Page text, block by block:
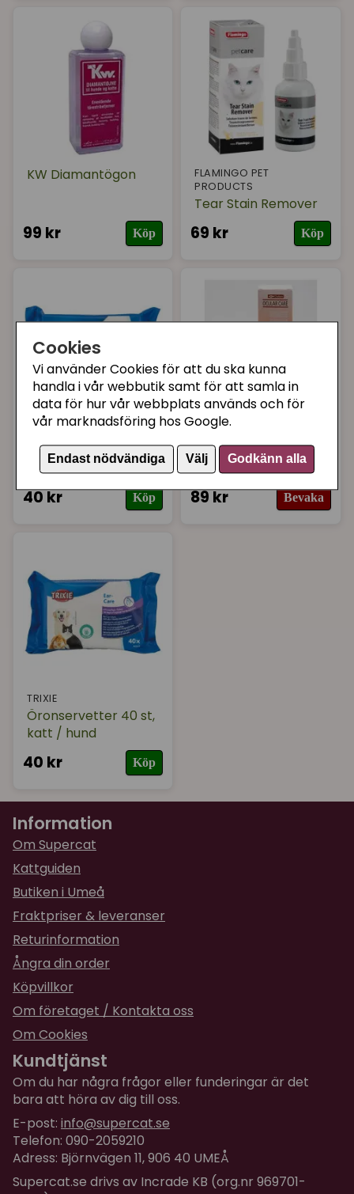
Cookies
Vi använder Cookies för att du ska kunna
handla i vår webbutik samt för att samla in
data för hur vår webbplats används och för
vår marknadsföring hos Google.
Endast nödvändiga Välj Godkänn alla
KW Diamantögon
99 kr Köp
FLAMINGO PET
PRODUCTS
Tear Stain Remover
69 kr Köp
Ögonservetter 40 st,
katt / hund
40 kr Köp
DIAFARM
Ögonvatten Diafarm
89 kr Bevaka
TRIXIE
Öronservetter 40 st,
katt / hund
40 kr Köp
Information
Om Supercat
Kattguiden
Butiken i Umeå
Fraktpriser & leveranser
Returinformation
Ångra din order
Köpvillkor
Om företaget / Kontakta oss
Om Cookies
Kundtjänst
Om du har några frågor eller funderingar är det
bara att höra av dig till oss.
E-post: info@supercat.se
Telefon: 090-2059210
Adress: Björnvägen 11, 906 40 UMEÅ
Supercat.se drivs av Incrade KB (org.nr 969701-